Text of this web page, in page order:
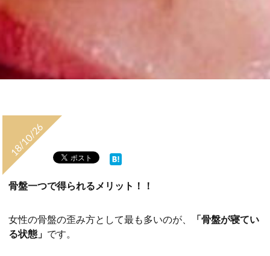
18/10/26
骨盤一つで得られるメリット！！
女性の骨盤の歪み方として最も多いのが、
「骨盤が寝てい
る状態」 です。